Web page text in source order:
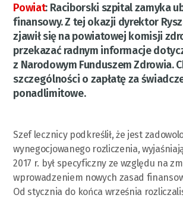
Powiat: Raciborski szpital zamyka
finansowy. Z tej okazji dyrektor
zjawił się na powiatowej komisji
przekazać radnym informacje
z Narodowym Funduszem Zdrowia.
szczególności o zapłatę za
ponadlimitowe.
Szef lecznicy podkreślił, że jest
wynegocjowanego rozliczenia,
2017 r. był specyficzny ze względu na
wprowadzeniem nowych zasad
Od stycznia do końca września